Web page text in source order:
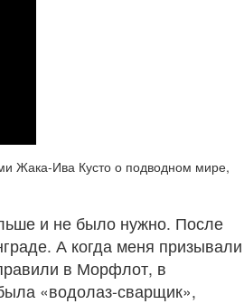
Жака-Ива Кусто о подводном мире,
и не было нужно. После
А когда меня призывали
в Морфлот, в
«водолаз-сварщик»,